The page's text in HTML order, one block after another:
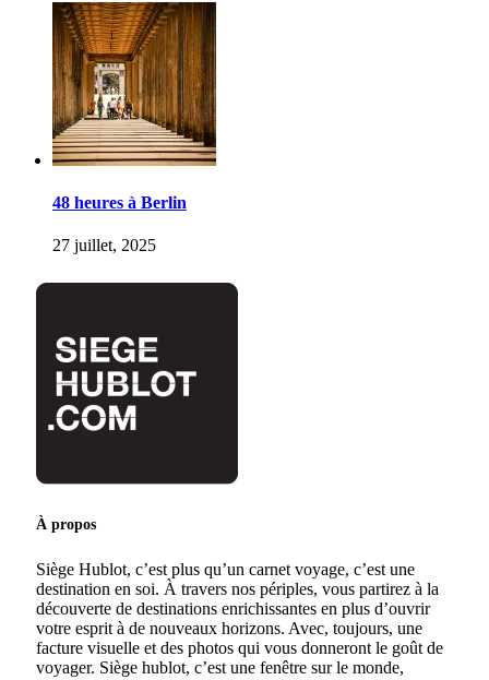
48 heures à Berlin
27 juillet, 2025
À propos
Siège Hublot, c’est plus qu’un carnet voyage, c’est une
destination en soi. À travers nos périples, vous partirez à la
découverte de destinations enrichissantes en plus d’ouvrir
votre esprit à de nouveaux horizons. Avec, toujours, une
facture visuelle et des photos qui vous donneront le goût de
voyager. Siège hublot, c’est une fenêtre sur le monde,